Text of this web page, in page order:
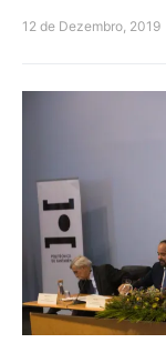
12 de Dezembro, 2019